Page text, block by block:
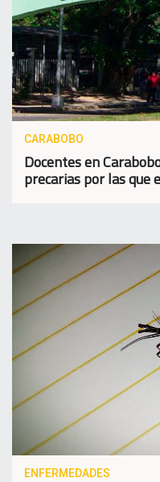
CARABOBO
Docentes en
precarias por las que
ENFERMEDADES